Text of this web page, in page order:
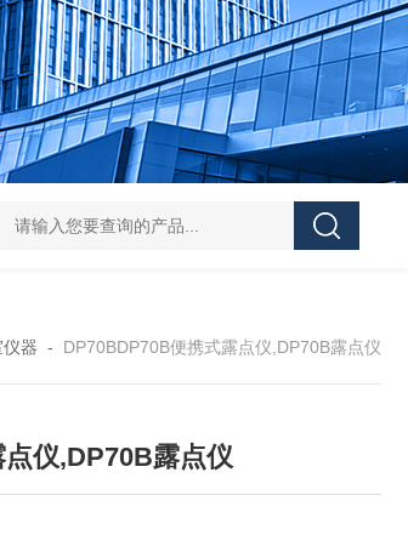
器 - DP70BDP70B便携式露点仪,DP70B露点仪
仪,DP70B露点仪